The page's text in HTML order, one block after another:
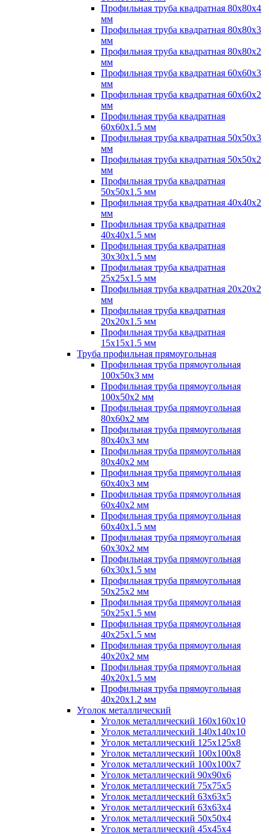
Профильная труба квадратная 80х80х4
мм
Профильная труба квадратная 80х80х3
мм
Профильная труба квадратная 80х80х2
мм
Профильная труба квадратная 60х60х3
мм
Профильная труба квадратная 60х60х2
мм
Профильная труба квадратная
60х60х1.5 мм
Профильная труба квадратная 50х50х3
мм
Профильная труба квадратная 50х50х2
мм
Профильная труба квадратная
50х50х1.5 мм
Профильная труба квадратная 40х40х2
мм
Профильная труба квадратная
40х40х1.5 мм
Профильная труба квадратная
30х30х1.5 мм
Профильная труба квадратная
25х25х1.5 мм
Профильная труба квадратная 20х20х2
мм
Профильная труба квадратная
20х20х1.5 мм
Профильная труба квадратная
15х15х1.5 мм
Труба профильная прямоугольная
Профильная труба прямоугольная
100х50х3 мм
Профильная труба прямоугольная
100х50х2 мм
Профильная труба прямоугольная
80х60х2 мм
Профильная труба прямоугольная
80х40х3 мм
Профильная труба прямоугольная
80х40х2 мм
Профильная труба прямоугольная
60х40х3 мм
Профильная труба прямоугольная
60х40х2 мм
Профильная труба прямоугольная
60х40х1.5 мм
Профильная труба прямоугольная
60х30х2 мм
Профильная труба прямоугольная
60х30х1.5 мм
Профильная труба прямоугольная
50х25х2 мм
Профильная труба прямоугольная
50х25х1.5 мм
Профильная труба прямоугольная
40х25х1.5 мм
Профильная труба прямоугольная
40х20х2 мм
Профильная труба прямоугольная
40х20х1.5 мм
Профильная труба прямоугольная
40х20х1.2 мм
Уголок металлический
Уголок металлический 160х160х10
Уголок металлический 140х140х10
Уголок металлический 125х125х8
Уголок металлический 100х100х8
Уголок металлический 100х100х7
Уголок металлический 90х90х6
Уголок металлический 75х75х5
Уголок металлический 63х63х5
Уголок металлический 63х63х4
Уголок металлический 50х50х4
Уголок металлический 45х45х4